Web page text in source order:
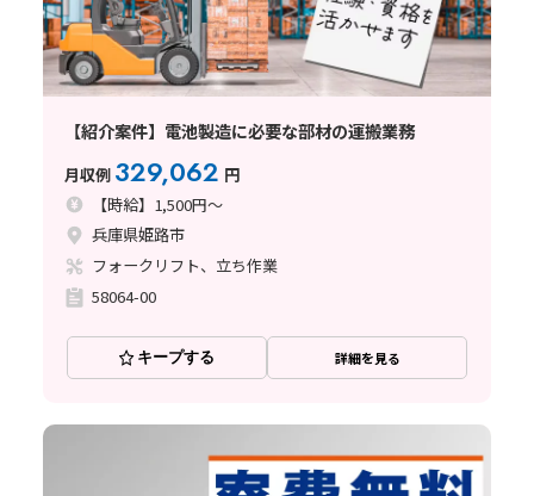
【紹介案件】電池製造に必要な部材の運搬業務
月収例 329,062 円
【時給】1,500円～
兵庫県姫路市
フォークリフト、立ち作業
58064-00
キープする 詳細を見る